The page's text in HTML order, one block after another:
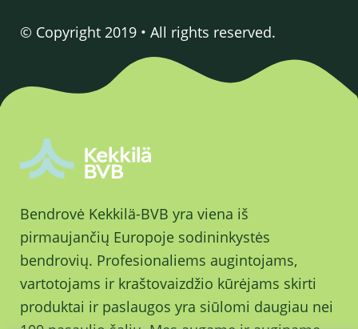
© Copyright 2019 • All rights reserved.
Bendrovė Kekkilä-BVB yra viena iš
pirmaujančių Europoje sodininkystės
bendrovių. Profesionaliems augintojams,
vartotojams ir kraštovaizdžio kūrėjams skirti
produktai ir paslaugos yra siūlomi daugiau nei